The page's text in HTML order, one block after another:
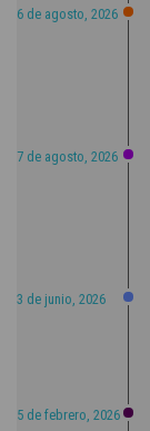
6 de agosto, 2026
7 de agosto, 2026
3 de junio, 2026
5 de febrero, 2026